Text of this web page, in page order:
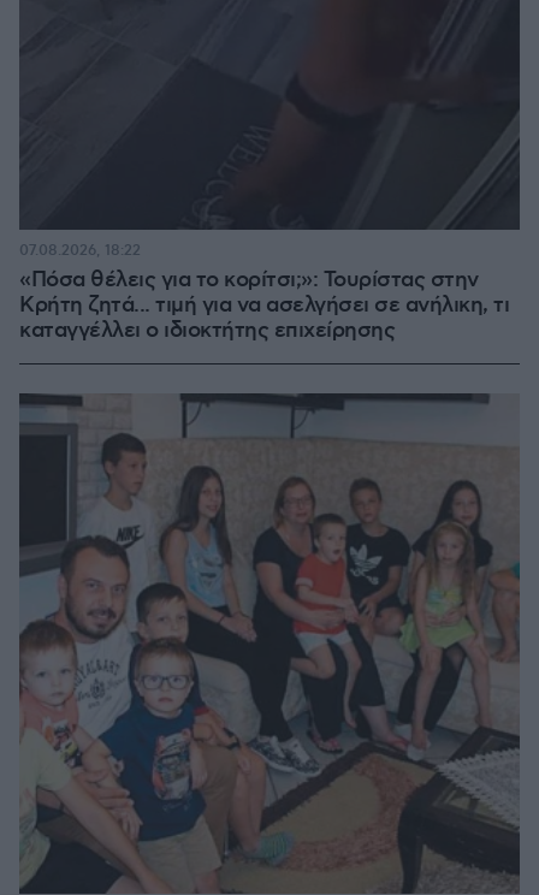
«Πόσα θέλεις για το κορίτσι;»: Τουρίστας στην
Κρήτη ζητά... τιμή για να ασελγήσει σε ανήλικη, τι
καταγγέλλει ο ιδιοκτήτης επιχείρησης
07.08.2026, 18:22